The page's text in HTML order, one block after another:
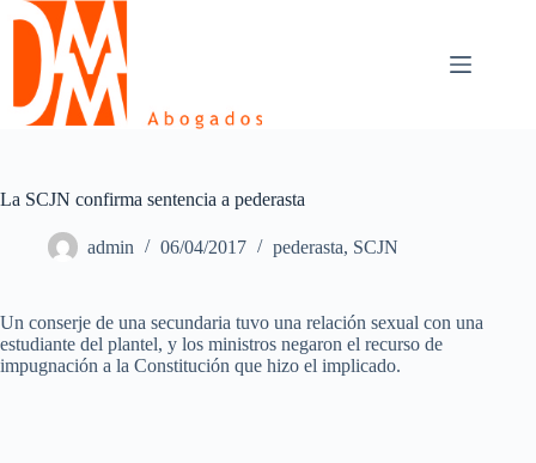
Skip
content
La SCJN confirma sentencia a pederasta
admin 06/04/2017 pederasta, SCJN
Un conserje de una secundaria tuvo una relación sexual con una
estudiante del plantel, y los ministros negaron el recurso de
impugnación a la Constitución que hizo el implicado.